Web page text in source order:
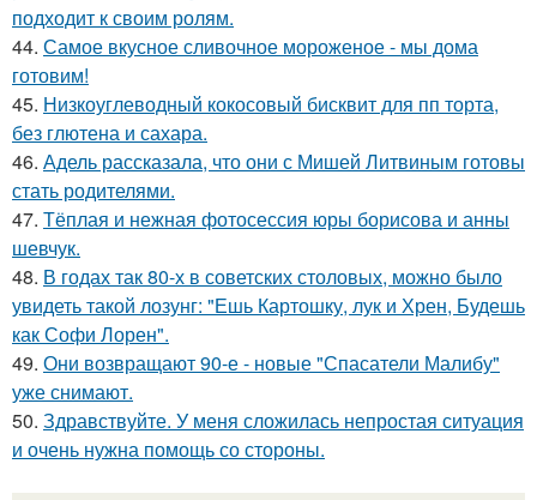
подходит к своим ролям.
44. Самое вкусное сливочное мороженое - мы дома
готовим!
45. Низкоуглеводный кокосовый бисквит для пп торта,
без глютена и сахара.
46. Адель рассказала, что они с Мишей Литвиным готовы
стать родителями.
47. Тёплая и нежная фотосессия юры борисова и анны
шевчук.
48. В годах так 80-х в советских столовых, можно было
увидеть такой лозунг: "Ешь Картошку, лук и Хрен, Будешь
как Софи Лорен".
49. Они возвращают 90-е - новые "Спасатели Малибу"
уже снимают.
50. Здравствуйте. У меня сложилась непростая ситуация
и очень нужна помощь со стороны.